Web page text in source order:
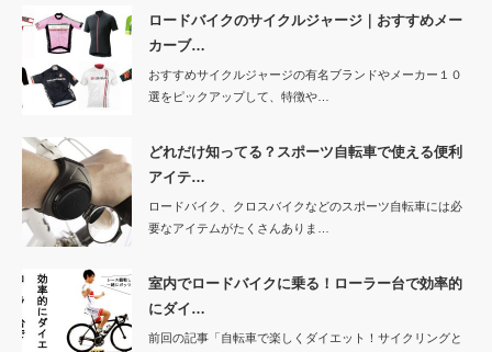
ロードバイクのサイクルジャージ｜おすすめメー
カーブ…
おすすめサイクルジャージの有名ブランドやメーカー１０
選をピックアップして、特徴や…
どれだけ知ってる？スポーツ自転車で使える便利
アイテ…
ロードバイク、クロスバイクなどのスポーツ自転車には必
要なアイテムがたくさんありま…
室内でロードバイクに乗る！ローラー台で効率的
にダイ…
前回の記事「自転車で楽しくダイエット！サイクリングと